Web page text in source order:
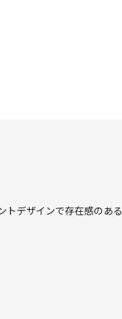
デザインで存在感のある